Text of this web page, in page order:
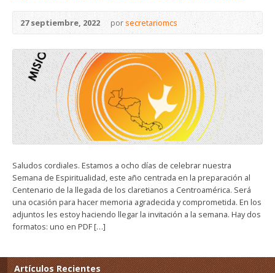
27 septiembre, 2022 porsecretariomcs
Saludos cordiales. Estamos a ocho días de celebrar nuestra
Semana de Espiritualidad, este año centrada en la preparación al
Centenario de la llegada de los claretianos a Centroamérica. Será
una ocasión para hacer memoria agradecida y comprometida. En los
adjuntos les estoy haciendo llegar la invitación a la semana. Hay dos
formatos: uno en PDF […]
Artículos Recientes